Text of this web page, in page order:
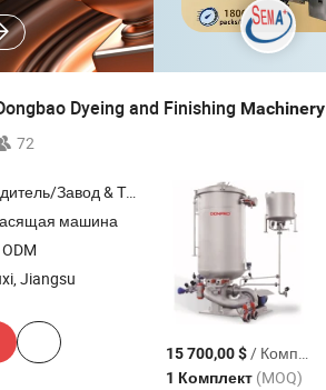
Dyeing and Finishing Machinery
72
Завод & Торговая Компания
машина
ODM
Jiangsu
15 700,00 $/ Комплект
1 Комплект (MOQ)